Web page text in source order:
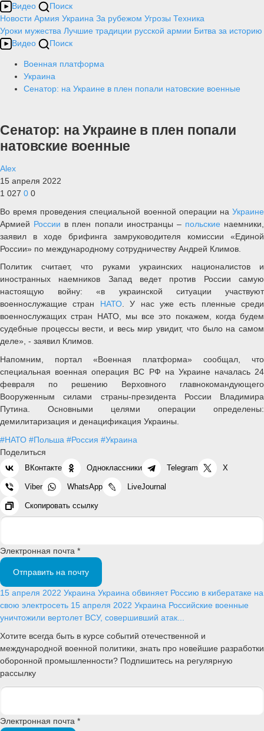
Видео
Поиск
Новости Армия Украина За рубежом Угрозы Техника
Уроки мужества Лучшие традиции русской армии Битва за историю
Видео
Поиск
Военная платформа
Украина
Сенатор: на Украине в плен попали натовские военные
Сенатор: на Украине в плен попали
натовские военные
Alex
15 апреля 2022
1 027 0 0
Во время проведения специальной военной операции на Украине
Армией России в плен попали иностранцы – польские наемники,
заявил в ходе брифинга замруководителя комиссии «Единой
России» по международному сотрудничеству Андрей Климов.
Политик считает, что руками украинских националистов и
иностранных наемников Запад ведет против России самую
настоящую войну: «в украинской ситуации участвуют
военнослужащие стран НАТО. У нас уже есть пленные среди
военнослужащих стран НАТО, мы все это покажем, когда будем
судебные процессы вести, и весь мир увидит, что было на самом
деле», - заявил Климов.
Напомним, портал «Военная платформа» сообщал, что
специальная военная операция ВС РФ на Украине началась 24
февраля по решению Верховного главнокомандующего
Вооруженным силами страны-президента России Владимира
Путина. Основными целями операции определены:
демилитаризация и денацификация Украины.
#НАТО #Польша #Россия #Украина
Поделиться
ВКонтакте Одноклассники Telegram X
Viber WhatsApp LiveJournal
Скопировать ссылку
Электронная почта *
Отправить на почту
15 апреля 2022 Украина Украина обвиняет Россию в кибератаке на
свою электросеть 15 апреля 2022 Украина Российские военные
уничтожили вертолет ВСУ, совершивший атак...
Хотите всегда быть в курсе событий отечественной и
международной военной политики, знать про новейшие разработки
оборонной промышленности? Подпишитесь на регулярную
рассылку
Электронная почта *